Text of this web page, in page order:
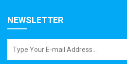
NEWSLETTER